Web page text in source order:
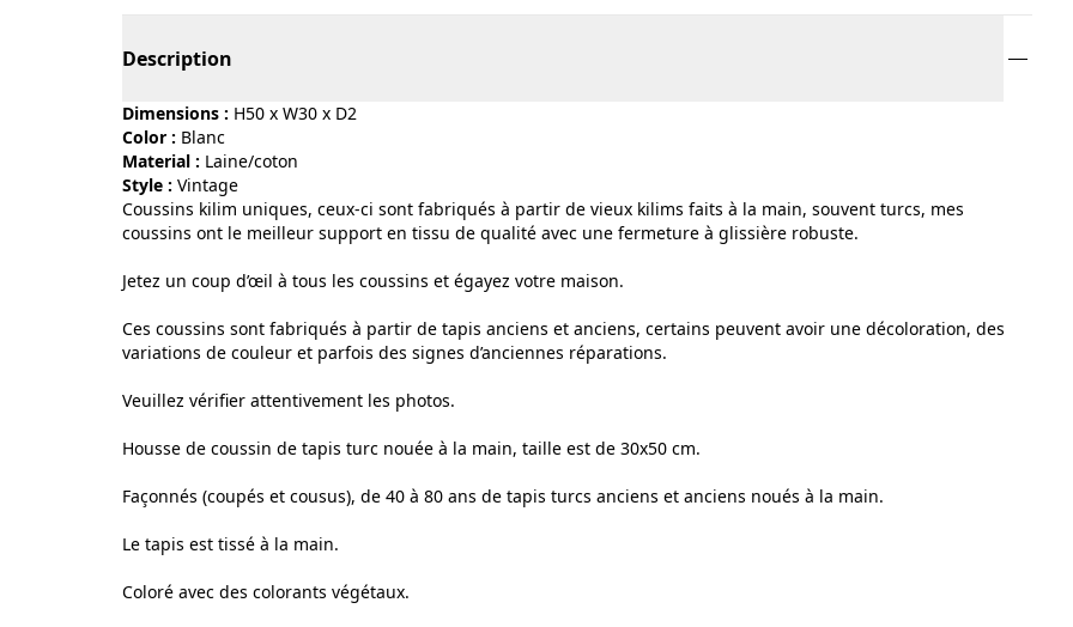
Description
Dimensions : H50 x W30 x D2
Color :
blanc
Material :
laine/coton
Style :
vintage
Coussins kilim uniques, ceux-ci sont fabriqués à partir de vieux kilims faits à la main, souvent turcs, mes
coussins ont le meilleur support en tissu de qualité avec une fermeture à glissière robuste.
Jetez un coup d’œil à tous les coussins et égayez votre maison.
Ces coussins sont fabriqués à partir de tapis anciens et anciens, certains peuvent avoir une décoloration, des
variations de couleur et parfois des signes d’anciennes réparations.
Veuillez vérifier attentivement les photos.
Housse de coussin de tapis turc nouée à la main, taille est de 30x50 cm.
Façonnés (coupés et cousus), de 40 à 80 ans de tapis turcs anciens et anciens noués à la main.
Le tapis est tissé à la main.
Coloré avec des colorants végétaux.